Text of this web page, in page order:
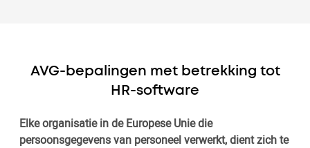
AVG-bepalingen met betrekking tot
HR-software
Elke organisatie in de Europese Unie die
persoonsgegevens van personeel verwerkt, dient zich te